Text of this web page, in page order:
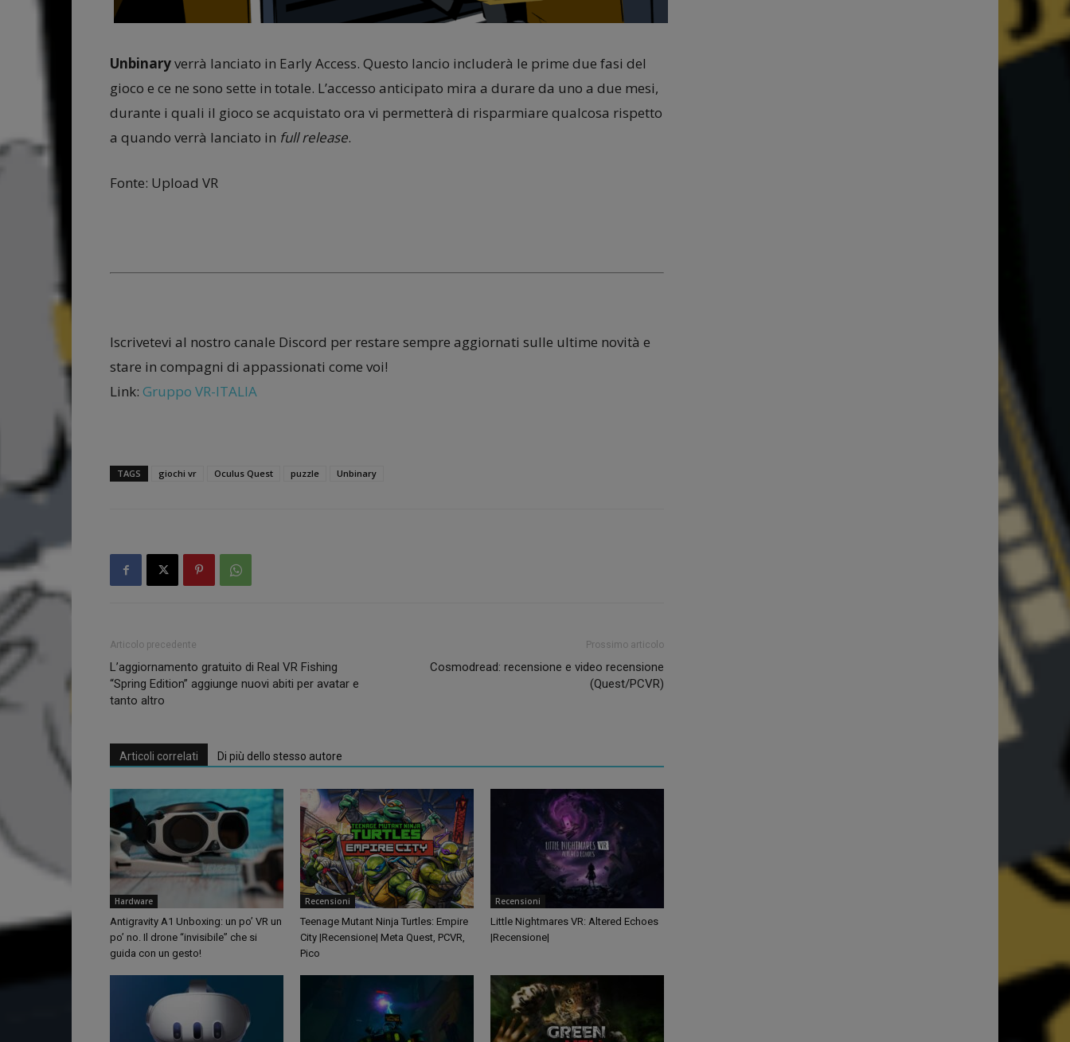
Unbinaryverrà lanciato in Early Access. Questo lancio includerà le prime due fasi del
gioco e ce ne sono sette in totale. L’accesso anticipato mira a durare da uno a due mesi,
durante i quali il gioco se acquistato ora vi permetterà di risparmiare qualcosa rispetto
a quando verrà lanciato in full release.
Fonte: Upload VR
Iscrivetevi al nostro canale Discord per restare sempre aggiornati sulle ultime novità e
stare in compagni di appassionati come voi!
Link: Gruppo VR-ITALIA
TAGS giochi vr Oculus Quest puzzle Unbinary
Articolo precedente
L’aggiornamento gratuito di Real VR Fishing
“Spring Edition” aggiunge nuovi abiti per avatar e
tanto altro
Prossimo articolo
Cosmodread: recensione e video recensione
(Quest/PCVR)
Articoli correlati Di più dello stesso autore
Hardware
Antigravity A1 Unboxing: un po’ VR un
po’ no. Il drone “invisibile” che si
guida con un gesto!
Recensioni
Teenage Mutant Ninja Turtles: Empire
City |Recensione| Meta Quest, PCVR,
Pico
Recensioni
Little Nightmares VR: Altered Echoes
|Recensione|